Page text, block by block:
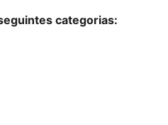
categorias: